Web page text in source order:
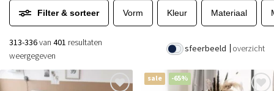
Filter & sorteer Vorm Kleur Materiaal
sfeerbeeld overzicht
313-336van 401 resultaten
weergegeven
sale -65%